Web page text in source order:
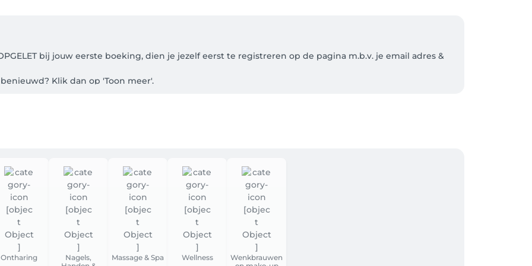
bij jouw eerste boeking, dien je jezelf eerst te registreren op de pagina m.b.v. je email adres &
Klik dan op 'Toon meer'.
rechts via LOGIN) waar je steeds kan zien wanneer jouw volgende afspraak staat gepland.
zelf online wijzigen of annuleren.
behandeltijd.
het HELP-knopje klikken en wordt je daar zsm verder geholpen.
Ontharing
Nagels,
Massage & Spa Wellness
Wenkbrauwen